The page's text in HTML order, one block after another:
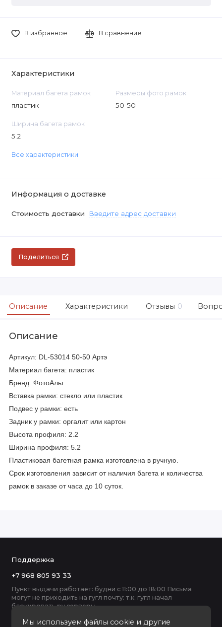
В избранное В сравнение
Характеристики
Материал багета рамок
пластик
Размеры фото рамок
50-50
Ширина багета рамок
5.2
Все характеристики
Информация о доставке
Стоимость доставки Введите адрес доставки
Поделиться
Описание Характеристики Отзывы 0
Описание
Артикул: DL-53014 50-50 Артэ
Материал багета: пластик
Бренд: ФотоАльт
Вставка рамки: стекло или пластик
Подвес у рамки: есть
Задник у рамки: оргалит или картон
Высота профиля: 2.2
Ширина профиля: 5.2
Пластиковая багетная рамка изготовлена в ручную.
Срок изготовления зависит от наличия багета и количества
рамок в заказе от часа до 10 суток.
Мы используем файлы cookie и другие
Поддержка
+7 968 805 93 33
Пункт выдачи работает: будни с 11:00 до 18:00 Письма
могут не приходить на гугл почту: т.к. гугл начал
блокировать ру серверы